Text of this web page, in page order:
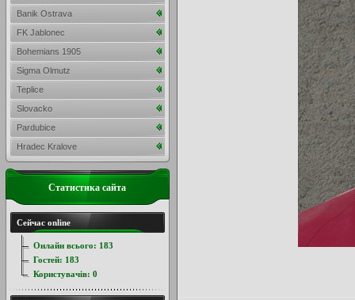
Banik Ostrava
FK Jablonec
Bohemians 1905
Sigma Olmutz
Teplice
Slovacko
Pardubice
Hradec Kralove
Статистика сайта
Сейчас online
Онлайн всього: 183
Гостей: 183
Користувачів: 0